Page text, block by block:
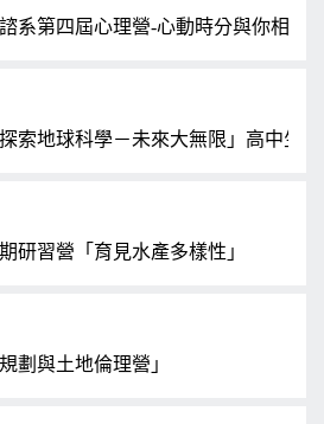
系第四屆心理營-心動時分與你相癒
索地球科學－未來大無限」高中生
研習營「育見水產多樣性」
劃與土地倫理營」